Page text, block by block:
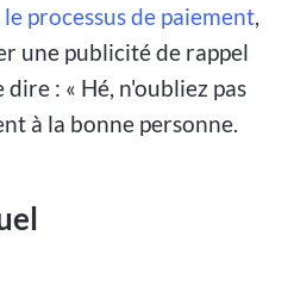
le processus de paiement,
une publicité de rappel
: « Hé, n'oubliez pas
à la bonne personne.